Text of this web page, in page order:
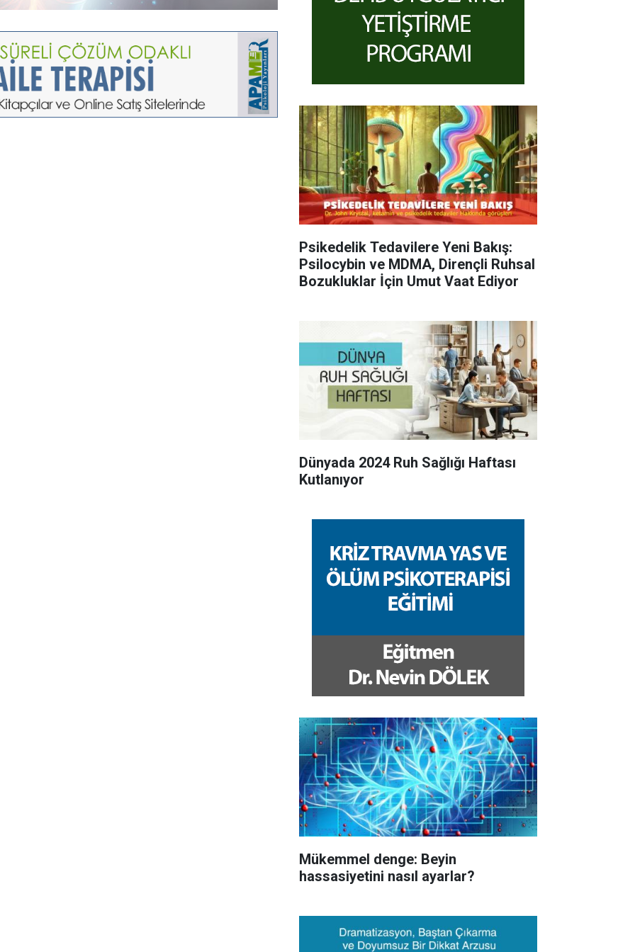
Psikedelik Tedavilere Yeni Bakış:
Psilocybin ve MDMA, Dirençli Ruhsal
Bozukluklar İçin Umut Vaat Ediyor
Dünyada 2024 Ruh Sağlığı Haftası
Kutlanıyor
Mükemmel denge: Beyin
hassasiyetini nasıl ayarlar?